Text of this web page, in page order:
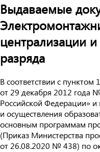
Выдаваемые
централизации
разряда
В соответствии с пунктом
от 29 декабря 2012 года
Российской Федерации»
и осуществления
основным программам
(Приказ Министерства
от 26.08.2020 № 438) по